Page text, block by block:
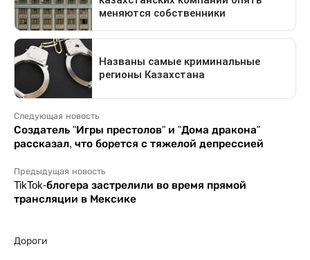
Следующая новость
Создатель "Игры престолов" и "Дома дракона"
рассказал, что борется с тяжелой депрессией
Предыдущая новость
TikTok-блогера застрелили во время прямой
трансляции в Мексике
Дороги